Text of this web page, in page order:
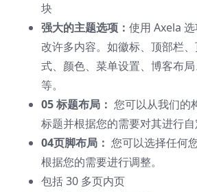
块
强大的主题选项： 使用 Axela
改许多内容。如徽标、顶部栏
式、颜色、菜单设置、博客布
等。
05 标题布局： 您可以从我们的
标题并根据您的需要对其进行自
04页脚布局： 您可以选择任何
根据您的需要进行调整。
包括 30 多页内页